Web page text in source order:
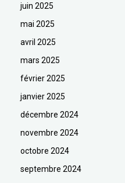
juin 2025
mai 2025
avril 2025
mars 2025
février 2025
janvier 2025
décembre 2024
novembre 2024
octobre 2024
septembre 2024